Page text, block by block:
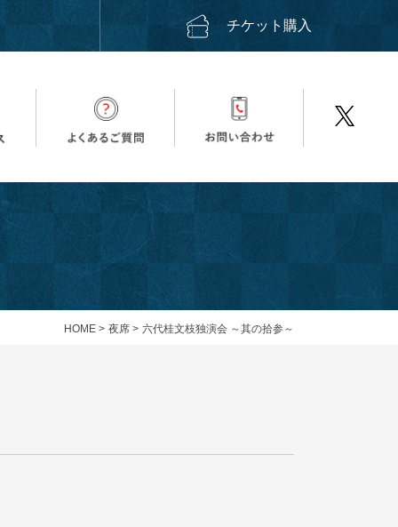
チケット購入
HOME > 夜席 > 六代桂文枝独演会 ～其の拾参～